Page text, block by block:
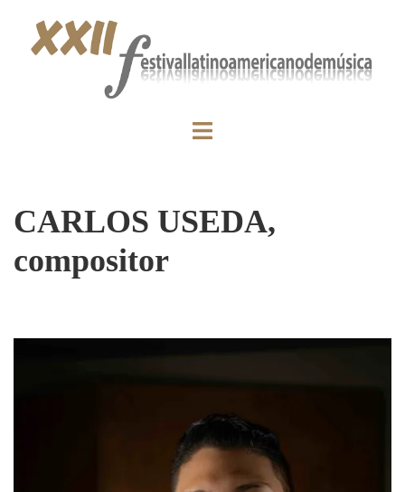
CARLOS USEDA,
compositor